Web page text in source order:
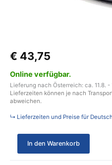
€ 43,75
Online verfügbar.
Lieferung nach Österreich: ca. 11.8. -
Lieferzeiten können je nach
abweichen.
↳ Lieferzeiten und Preise für
In den Warenkorb